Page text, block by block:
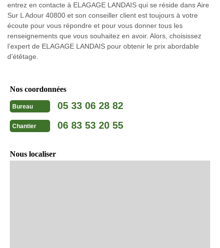
entrez en contacte à ELAGAGE LANDAIS qui se réside dans Aire
Sur L Adour 40800 et son conseiller client est toujours à votre
écoute pour vous répondre et pour vous donner tous les
renseignements que vous souhaitez en avoir. Alors, choisissez
l’expert de ELAGAGE LANDAIS pour obtenir le prix abordable
d’étêtage.
Nos coordonnées
Bureau 05 33 06 28 82
Chantier 06 83 53 20 55
Nous localiser